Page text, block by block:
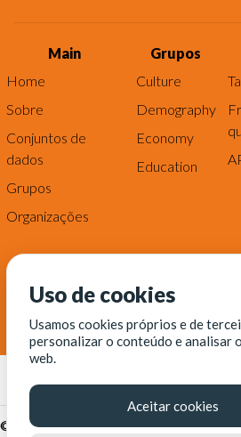
Main
Home
Sobre
Conjuntos de
dados
Grupos
Organizações
Grupos
Culture
Demography
Economy
Education
© Fortaleza Digital || CITINOVA -
Uso de cookies
Usamos cookies próprios e de
personalizar o conteúdo e analisar
web.
Aceitar cookies